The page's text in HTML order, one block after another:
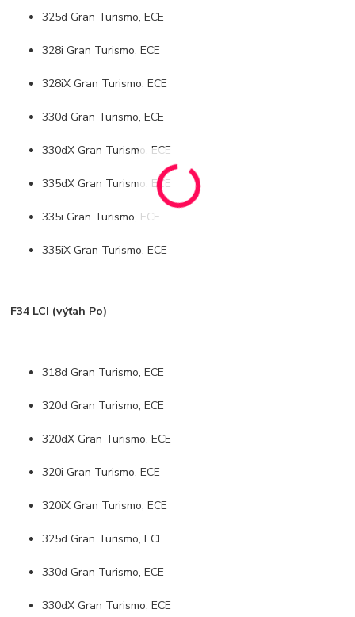
325d Gran Turismo, ECE
328i Gran Turismo, ECE
328iX Gran Turismo, ECE
330d Gran Turismo, ECE
330dX Gran Turismo, ECE
335dX Gran Turismo, ECE
335i Gran Turismo, ECE
335iX Gran Turismo, ECE
F34 LCI (výťah Po)
318d Gran Turismo, ECE
320d Gran Turismo, ECE
320dX Gran Turismo, ECE
320i Gran Turismo, ECE
320iX Gran Turismo, ECE
325d Gran Turismo, ECE
330d Gran Turismo, ECE
330dX Gran Turismo, ECE